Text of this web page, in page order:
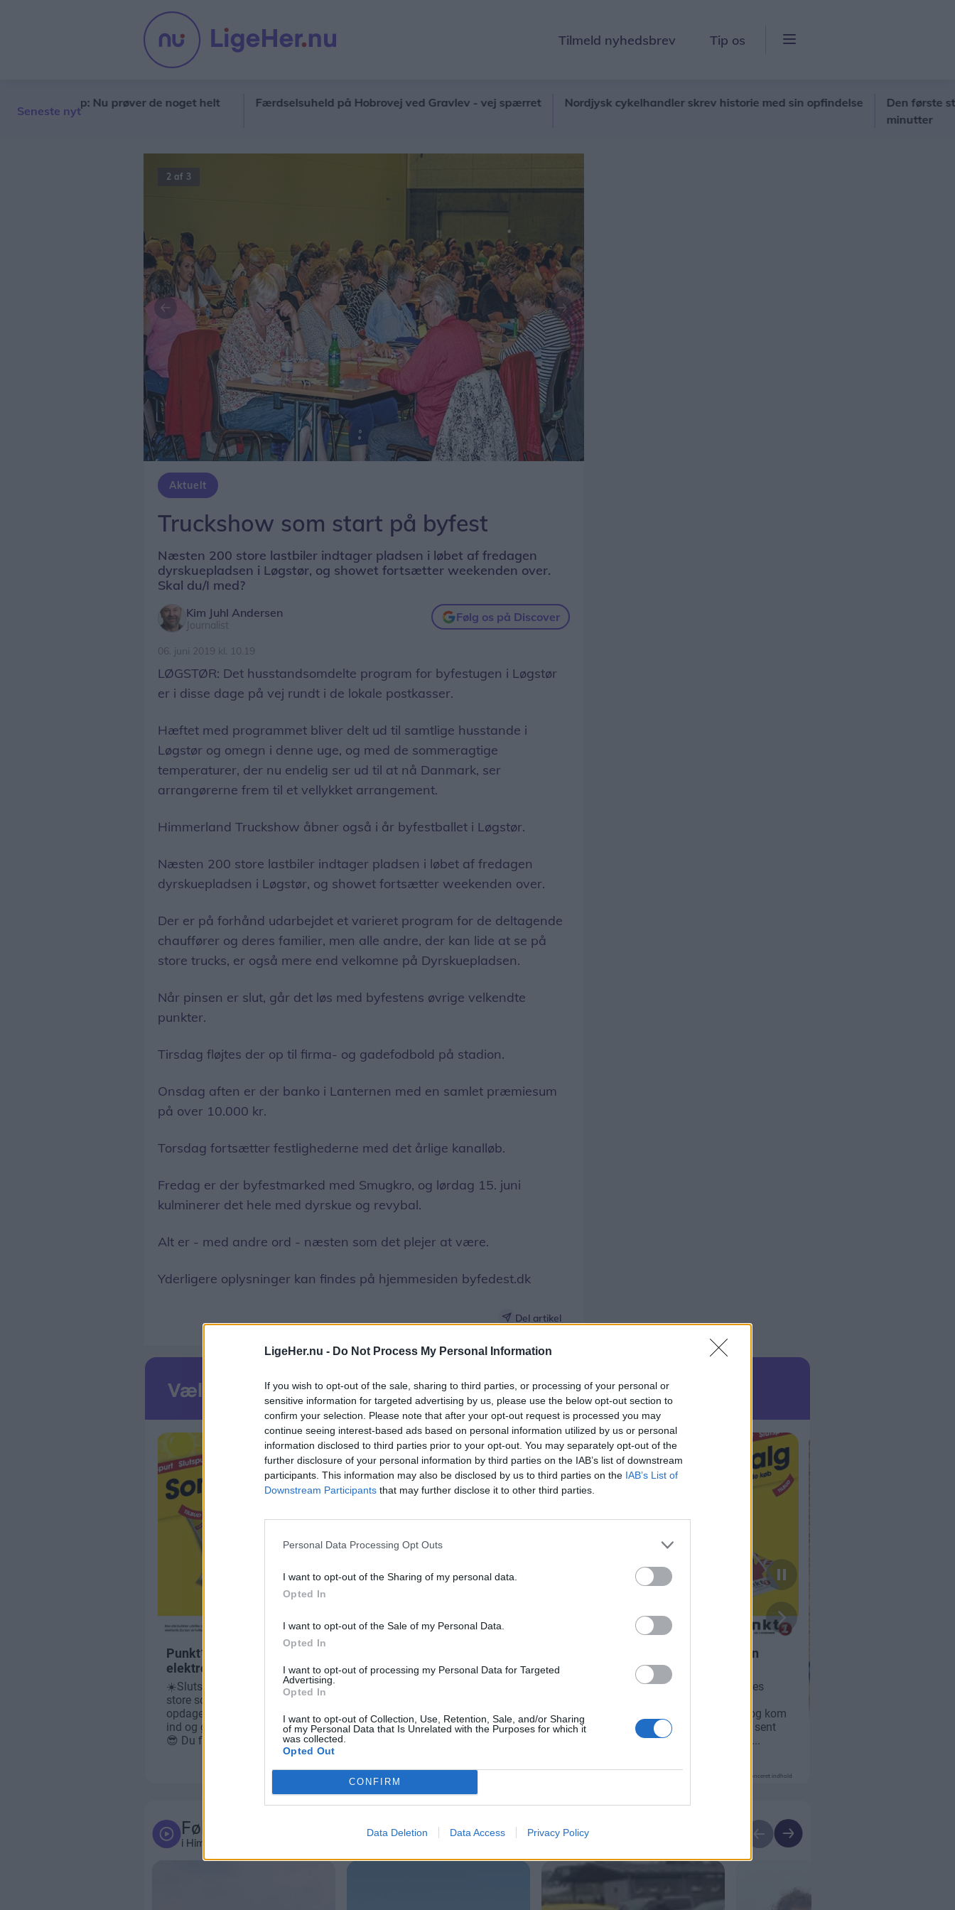
LigeHer.nu - Do Not Process My Personal Information
If you wish to opt-out of the sale, sharing to third parties, or processing of your personal or
sensitive information for targeted advertising by us, please use the below opt-out section to
confirm your selection. Please note that after your opt-out request is processed you may
continue seeing interest-based ads based on personal information utilized by us or personal
information disclosed to third parties prior to your opt-out. You may separately opt-out of the
further disclosure of your personal information by third parties on the IAB’s list of downstream
participants. This information may also be disclosed by us to third parties on the IAB’s List of
Downstream Participants that may further disclose it to other third parties.
Personal Data Processing Opt Outs
I want to opt-out of the Sharing of my personal data.
Opted In
I want to opt-out of the Sale of my Personal Data.
Opted In
I want to opt-out of processing my Personal Data for Targeted
Advertising.
Opted In
I want to opt-out of Collection, Use, Retention, Sale, and/or Sharing
of my Personal Data that Is Unrelated with the Purposes for which it
was collected.
Opted Out
CONFIRM
Data Deletion Data Access Privacy Policy
Tilmeld nyhedsbrev Tip os
Seneste nyt
give op: Nu prøver de noget helt Færdselsuheld på Hobrovej ved Gravlev - vej spærret Nordjysk cykelhandler skrev historie med sin opfindelse
Den første stod
minutter
2 af 3
Forrige Næste
Aktuelt
Truckshow som start på byfest
Næsten 200 store lastbiler indtager pladsen i løbet af fredagen
dyrskuepladsen i Løgstør, og showet fortsætter weekenden over.
Skal du/I med?
Kim Juhl Andersen
Journalist
Følg os på Discover
06. juni 2019 kl. 10.19
LØGSTØR: Det husstandsomdelte program for byfestugen i Løgstør
er i disse dage på vej rundt i de lokale postkasser.
Hæftet med programmet bliver delt ud til samtlige husstande i
Løgstør og omegn i denne uge, og med de sommeragtige
temperaturer, der nu endelig ser ud til at nå Danmark, ser
arrangørerne frem til et vellykket arrangement.
Himmerland Truckshow åbner også i år byfestballet i Løgstør.
Næsten 200 store lastbiler indtager pladsen i løbet af fredagen
dyrskuepladsen i Løgstør, og showet fortsætter weekenden over.
Der er på forhånd udarbejdet et varieret program for de deltagende
chauffører og deres familier, men alle andre, der kan lide at se på
store trucks, er også mere end velkomne på Dyrskuepladsen.
Når pinsen er slut, går det løs med byfestens øvrige velkendte
punkter.
Tirsdag fløjtes der op til firma- og gadefodbold på stadion.
Onsdag aften er der banko i Lanternen med en samlet præmiesum
på over 10.000 kr.
Torsdag fortsætter festlighederne med det årlige kanalløb.
Fredag er der byfestmarked med Smugkro, og lørdag 15. juni
kulminerer det hele med dyrskue og revybal.
Alt er - med andre ord - næsten som det plejer at være.
Yderligere oplysninger kan findes på hjemmesiden byfedest.dk
Del artikel
Annonceret indhold
Følg med
i Himmerland